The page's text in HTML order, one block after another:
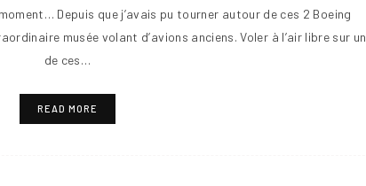
Depuis que j’avais pu tourner autour de ces 2 Boeing
musée volant d’avions anciens. Voler à l’air libre sur un
de ces…
READ MORE